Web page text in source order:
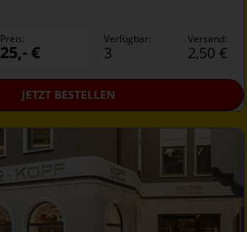
Preis:
25,- €
Verfügbar:
3
Versand:
2,50 €
JETZTBESTELLEN